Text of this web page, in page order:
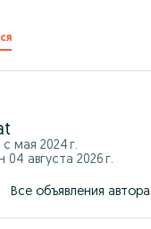
с мая 2024 г.
04 августа 2026 г.
Все объявления автора